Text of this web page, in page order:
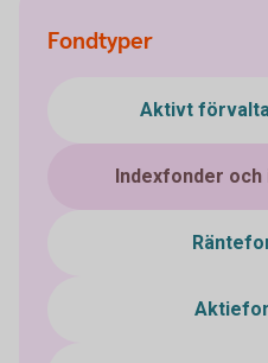
Fondtyper
Aktivt
Indexfonder